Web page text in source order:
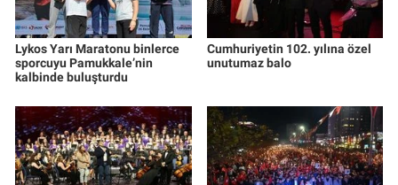
Lykos Yarı Maratonu binlerce
sporcuyu Pamukkale’nin
kalbinde buluşturdu
Cumhuriyetin 102. yılına özel
unutumaz balo